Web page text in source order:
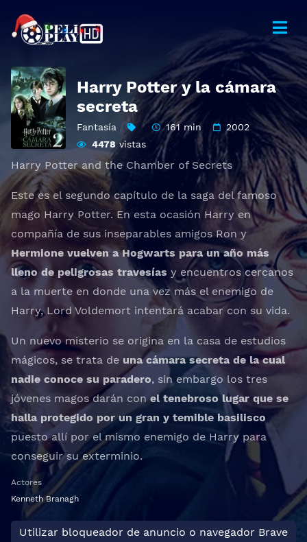
Harry Potter y la cámara
secreta
Fantasía 161 min
2002
4478 vistas
Harry Potter and the Chamber of Secrets
Este es el segundo capítulo de la saga del famoso
mago Harry Potter. En esta ocasión Harry en
compañía de sus inseparables amigos Ron y
Hermione vuelven a Hogwarts para un año más
lleno de peligrosas travesías y encuentros cercanos
a la muerte en donde una vez más el enemigo de
Harry, Lord Voldemort intentará acabar con su vida.
Un nuevo misterio se origina en la casa de estudios
mágicos, se trata de una cámara secreta de la cual
nadie conoce su paradero, sin embargo los tres
jóvenes magos darán conel tenebroso lugar que se
halla protegido por un gran y temible basilisco
puesto allí por el mismo enemigo de Harry para
conseguir su exterminio.
Actores
Kenneth Branagh
Utilizar bloqueador de anuncio o navegador Brave